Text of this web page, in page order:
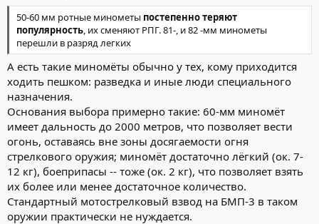
50-60 мм ротные минометы постепенно теряют
популярность , их сменяют РПГ. 81-, и 82 -мм минометы
перешли в разряд легких
А есть такие миномёты обычно у тех, кому приходится
ходить пешком: разведка и иные люди специального
назначения.
Основания выбора примерно такие: 60-мм миномёт
имеет дальность до 2000 метров, что позволяет вести
огонь, оставаясь вне зоны досягаемости огня
стрелкового оружия; миномёт достаточно лёгкий (ок. 7-
12 кг), боеприпасы -- тоже (ок. 2 кг), что позволяет взять
их более или менее достаточное количество.
Стандартный мотострелковый взвод на БМП-3 в таком
оружии практически не нуждается.